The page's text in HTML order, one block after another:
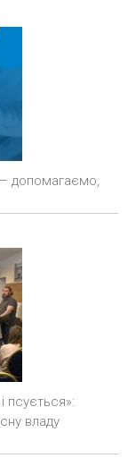
допомагаємо,
псується»:
владу